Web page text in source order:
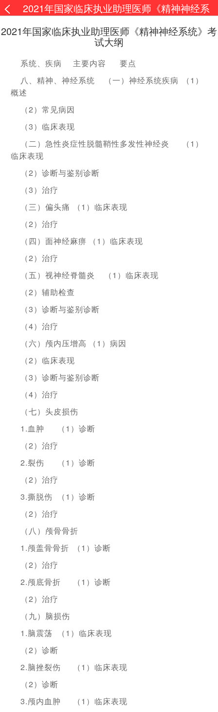
2021年国家临床执业助理医师《精神神经系
统》考试大纲
2021年国家临床执业助理医师《精神神经系统》考
试大纲
系统、疾病 主要内容
要点
八、精神、神经系统
（一）神经系统疾病
（1）
概述
（2）常见病因
（3）临床表现
（二）急性炎症性脱髓鞘性多发性神经炎
（1）
临床表现
（2）诊断与鉴别诊断
（3）治疗
（三）偏头痛
（1）临床表现
（2）治疗
（四）面神经麻痹
（1）临床表现
（2）治疗
（五）视神经脊髓炎
（1）临床表现
（2）辅助检查
（3）诊断与鉴别诊断
（4）治疗
（六）颅内压增高
（1）病因
（2）临床表现
（3）诊断与鉴别诊断
（4）治疗
（七）头皮损伤
1.血肿
（1）诊断
（2）治疗
2.裂伤
（1）诊断
（2）治疗
3.撕脱伤
（1）诊断
（2）治疗
（八）颅骨骨折
1.颅盖骨骨折
（1）诊断
（2）治疗
2.颅底骨折
（1）诊断
（2）治疗
（九）脑损伤
1.脑震荡
（1）临床表现
（2）诊断
2.脑挫裂伤
（1）临床表现
（2）诊断
3.颅内血肿
（1）临床表现